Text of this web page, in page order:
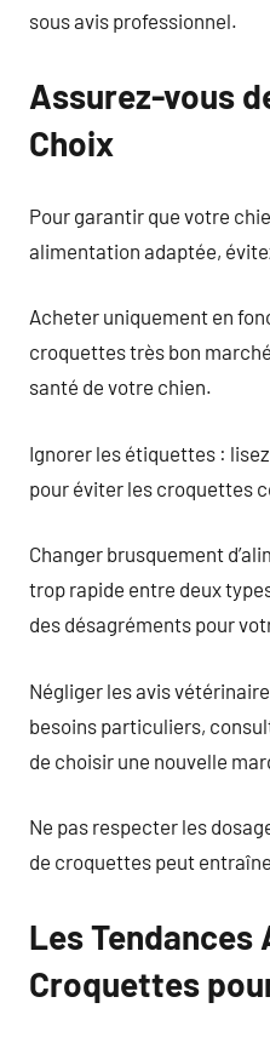
sous avis professionnel.
Assurez-vous
Choix
Pour garantir que votre
alimentation adaptée,
Acheter uniquement en
croquettes très bon
santé de votre chien.
Ignorer les étiquettes :
pour éviter les croquettes
Changer brusquement
trop rapide entre deux
des désagréments pour
Négliger les avis
besoins particuliers,
de choisir une nouvelle
Ne pas respecter les
de croquettes peut
Les Tendances
Croquettes